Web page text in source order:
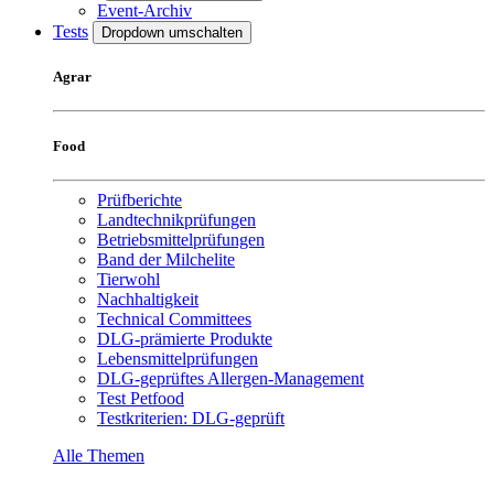
Event-Archiv
Tests
Dropdown umschalten
Agrar
Food
Prüfberichte
Landtechnikprüfungen
Betriebsmittelprüfungen
Band der Milchelite
Tierwohl
Nachhaltigkeit
Technical Committees
DLG-prämierte Produkte
Lebensmittelprüfungen
DLG-geprüftes Allergen-Management
Test Petfood
Testkriterien: DLG-geprüft
Alle Themen